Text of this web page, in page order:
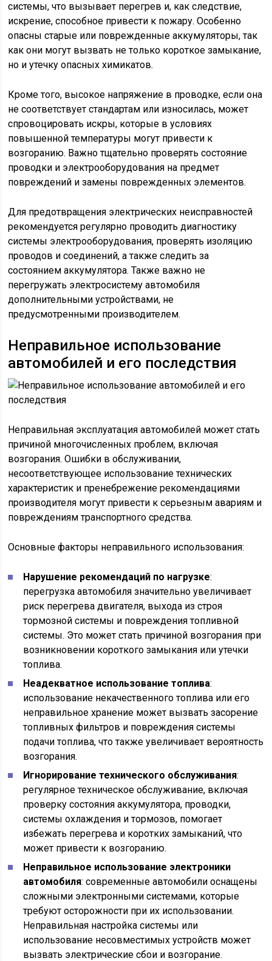
системы, что вызывает перегрев и, как следствие,
искрение, способное привести к пожару. Особенно
опасны старые или поврежденные аккумуляторы, так
как они могут вызвать не только короткое замыкание,
но и утечку опасных химикатов.
Кроме того, высокое напряжение в проводке, если она
не соответствует стандартам или износилась, может
спровоцировать искры, которые в условиях
повышенной температуры могут привести к
возгоранию. Важно тщательно проверять состояние
проводки и электрооборудования на предмет
повреждений и замены поврежденных элементов.
Для предотвращения электрических неисправностей
рекомендуется регулярно проводить диагностику
системы электрооборудования, проверять изоляцию
проводов и соединений, а также следить за
состоянием аккумулятора. Также важно не
перегружать электросистему автомобиля
дополнительными устройствами, не
предусмотренными производителем.
Неправильное использование
автомобилей и его последствия
Неправильная эксплуатация автомобилей может стать
причиной многочисленных проблем, включая
возгорания. Ошибки в обслуживании,
несоответствующее использование технических
характеристик и пренебрежение рекомендациями
производителя могут привести к серьезным авариям и
повреждениям транспортного средства.
Основные факторы неправильного использования:
Нарушение рекомендаций по нагрузке:
перегрузка автомобиля значительно увеличивает
риск перегрева двигателя, выхода из строя
тормозной системы и повреждения топливной
системы. Это может стать причиной возгорания при
возникновении короткого замыкания или утечки
топлива.
Неадекватное использование топлива:
использование некачественного топлива или его
неправильное хранение может вызвать засорение
топливных фильтров и повреждения системы
подачи топлива, что также увеличивает вероятность
возгорания.
Игнорирование технического обслуживания:
регулярное техническое обслуживание, включая
проверку состояния аккумулятора, проводки,
системы охлаждения и тормозов, помогает
избежать перегрева и коротких замыканий, что
может привести к возгоранию.
Неправильное использование электроники
автомобиля: современные автомобили оснащены
сложными электронными системами, которые
требуют осторожности при их использовании.
Неправильная настройка системы или
использование несовместимых устройств может
вызвать электрические сбои и возгорание.